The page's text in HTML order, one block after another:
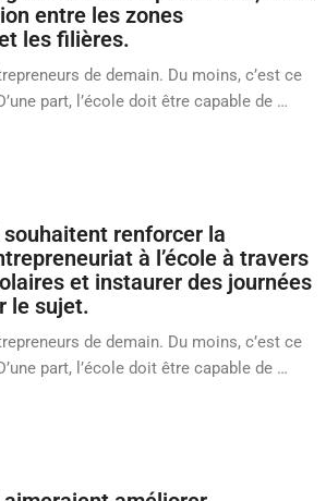
entre les zones
les filières.
de demain. Du moins, c’est ce
part, l’école doit être capable de …
renforcer la
à l’école à travers
et instaurer des journées
le sujet.
de demain. Du moins, c’est ce
part, l’école doit être capable de …